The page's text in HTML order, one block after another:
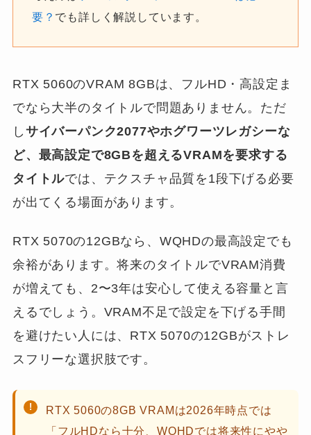
要？ でも詳しく解説しています。
RTX 5060のVRAM 8GBは、フルHD・高設定ま
でなら大半のタイトルで問題ありません。ただ
し サイバーパンク2077やホグワーツレガシーな
ど、最高設定で8GBを超えるVRAMを要求する
タイトルでは、テクスチャ品質を1段下げる必要
が出てくる場面があります。
RTX 5070の12GBなら、WQHDの最高設定でも
余裕があります。将来のタイトルでVRAM消費
が増えても、2〜3年は安心して使える容量と言
えるでしょう。VRAM不足で設定を下げる手間
を避けたい人には、RTX 5070の12GBがストレ
スフリーな選択肢です。
RTX 5060の8GB VRAMは2026年時点では
「フルHDなら十分、WQHDでは将来性にやや